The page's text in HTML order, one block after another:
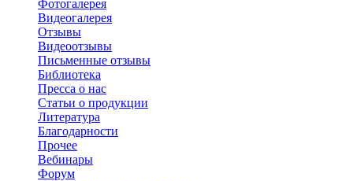
Фотогалерея
Видеогалерея
Отзывы
Видеоотзывы
Письменные отзывы
Библиотека
Пресса о нас
Статьи о продукции
Литература
Благодарности
Прочее
Вебинары
Форум